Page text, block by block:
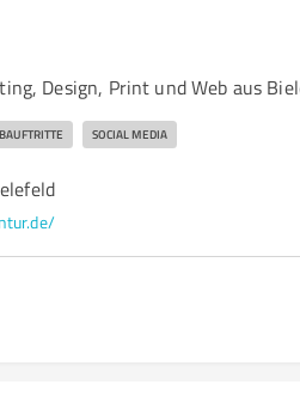
Design, Print und Web aus
SOCIAL MEDIA